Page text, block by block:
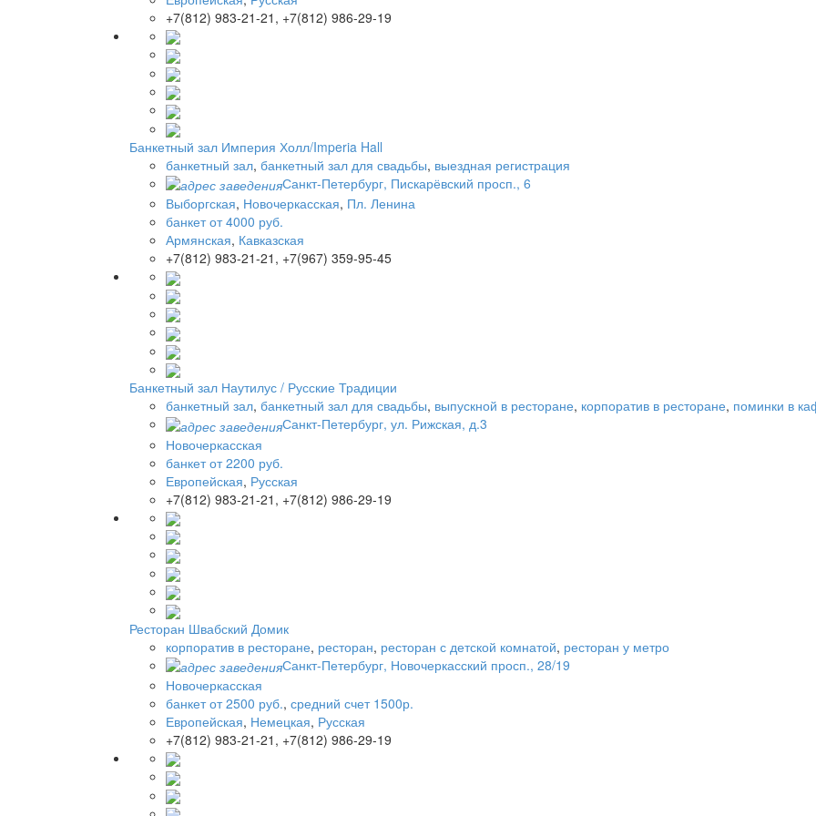
+7(812) 983-21-21, +7(812) 986-29-19
Банкетный зал Империя Холл/Imperia Hall
банкетный зал, банкетный зал для свадьбы, выездная регистрация
Санкт-Петербург, Пискарёвский просп., 6
Выборгская, Новочеркасская, Пл. Ленина
банкет от 4000 руб.
Армянская, Кавказская
+7(812) 983-21-21, +7(967) 359-95-45
Банкетный зал Наутилус / Русские Традиции
банкетный зал, банкетный зал для свадьбы, выпускной в ресторане, корпоратив в ресторане, поминки в
Санкт-Петербург, ул. Рижская, д.3
Новочеркасская
банкет от 2200 руб.
Европейская, Русская
+7(812) 983-21-21, +7(812) 986-29-19
Ресторан Швабский Домик
корпоратив в ресторане, ресторан, ресторан с детской комнатой, ресторан у метро
Санкт-Петербург, Новочеркасский просп., 28/19
Новочеркасская
банкет от 2500 руб., средний счет 1500р.
Европейская, Немецкая, Русская
+7(812) 983-21-21, +7(812) 986-29-19